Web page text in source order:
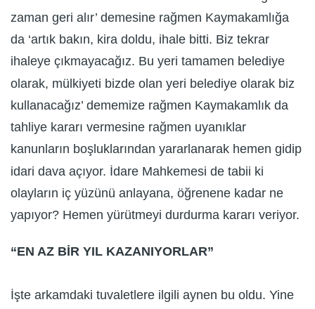
zaman geri alır’ demesine rağmen Kaymakamlığa
da ‘artık bakın, kira doldu, ihale bitti. Biz tekrar
ihaleye çıkmayacağız. Bu yeri tamamen belediye
olarak, mülkiyeti bizde olan yeri belediye olarak biz
kullanacağız’ dememize rağmen Kaymakamlık da
tahliye kararı vermesine rağmen uyanıklar
kanunların boşluklarından yararlanarak hemen gidip
idari dava açıyor. İdare Mahkemesi de tabii ki
olayların iç yüzünü anlayana, öğrenene kadar ne
yapıyor? Hemen yürütmeyi durdurma kararı veriyor.
“EN AZ BİR YIL KAZANIYORLAR”
İşte arkamdaki tuvaletlere ilgili aynen bu oldu. Yine